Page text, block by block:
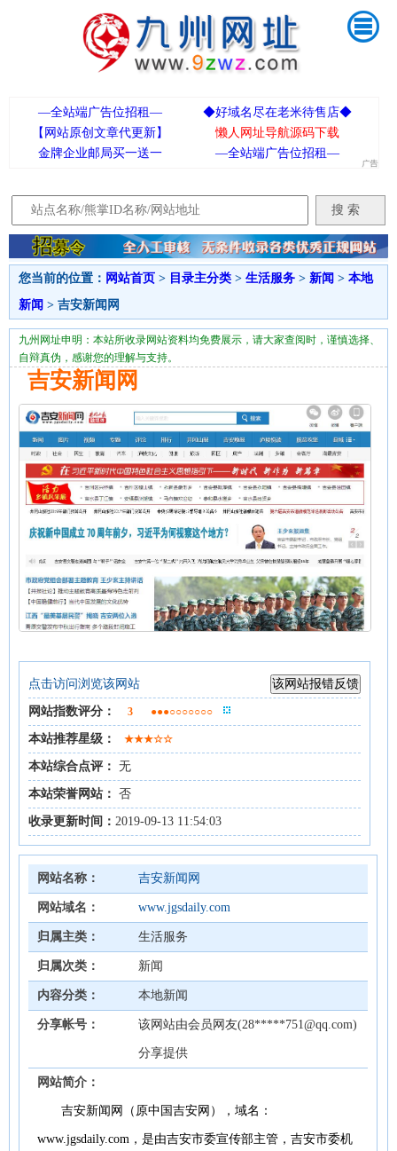
—全站端广告位招租—
◆好域名尽在老米待售店◆
【网站原创文章代更新】
懒人网址导航源码下载
金牌企业邮局买一送一
—全站端广告位招租—
您当前的位置： 网站首页 > 目录主分类 > 生活服务 > 新闻 > 本地
新闻 > 吉安新闻网
九州网址申明：本站所收录网站资料均免费展示，请大家查阅时，谨慎选择、
自辩真伪，感谢您的理解与支持。
吉安新闻网
点击访问浏览该网站
网站指数评分： 3 ●●●○○○○○○○
本站推荐星级： ★★★☆☆
本站综合点评： 无
本站荣誉网站： 否
收录更新时间： 2019-09-13 11:54:03
网站名称： 吉安新闻网
网站域名： www.jgsdaily.com
归属主类： 生活服务
归属次类： 新闻
内容分类： 本地新闻
分享帐号： 该网站由会员网友(28*****751@qq.com)
分享提供
网站简介：
吉安新闻网（原中国吉安网），域名：
www.jgsdaily.com，是由吉安市委宣传部主管，吉安市委机